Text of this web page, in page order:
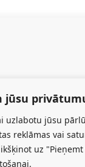
jūsu
uzlabotu jūsu
reklāmas vai
uz "Pieņemt
biedru
mijiedarbība starp